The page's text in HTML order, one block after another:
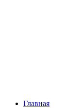
Главная